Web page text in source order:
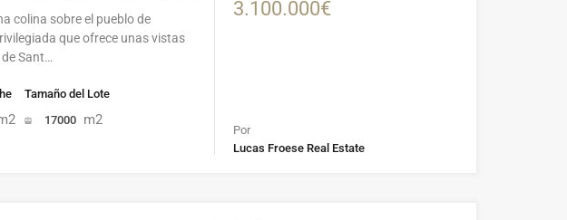
colina sobre el pueblo de
que ofrece unas vistas
Sant…
Tamaño del Lote
17000 m2
3.100.000€
Por
Lucas Froese Real Estate